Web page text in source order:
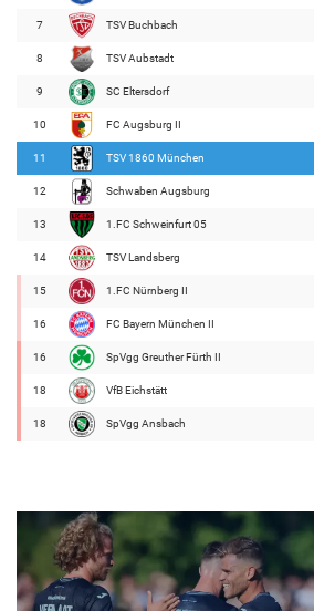
7 TSV Buchbach
8 TSV Aubstadt
9 SC Eltersdorf
10 FC Augsburg II
11 TSV 1860 München
12 Schwaben Augsburg
13 1.FC Schweinfurt 05
14 TSV Landsberg
15 1.FC Nürnberg II
16 FC Bayern München II
16 SpVgg Greuther Fürth II
18 VfB Eichstätt
18 SpVgg Ansbach